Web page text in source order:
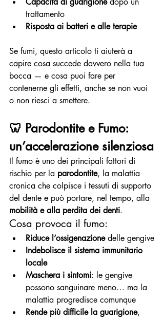
trattamento
Risposta ai batteri e alle terapie
Se fumi, questo articolo ti aiuterà a
capire cosa succede davvero nella tua
bocca — e cosa puoi fare per
contenerne gli effetti, anche se non vuoi
o non riesci a smettere.
🦷 Parodontite e Fumo:
un’accelerazione silenziosa
Il fumo è uno dei principali fattori di
rischio per la parodontite, la malattia
cronica che colpisce i tessuti di supporto
del dente e può portare, nel tempo, alla
mobilità e alla perdita dei denti.
Cosa provoca il fumo:
Riduce l’ossigenazione delle gengive
Indebolisce il sistema immunitario
locale
Maschera i sintomi: le gengive
possono sanguinare meno… ma la
malattia progredisce comunque
Rende più difficile la guarigione,